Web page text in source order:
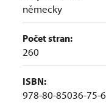
německy
Počet stran:
260
ISBN:
978-80-85036-75-6